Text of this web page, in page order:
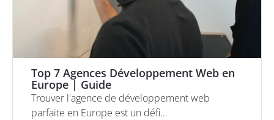
Top 7 Agences Développement Web en
Europe | Guide
Trouver l'agence de développement web
parfaite en Europe est un défi…